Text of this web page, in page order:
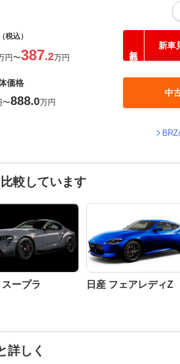
（税込）
円〜387.2万円
新車
価格
〜888.0万円
中
較しています
スープラ 日産 フェアレディZ
詳しく